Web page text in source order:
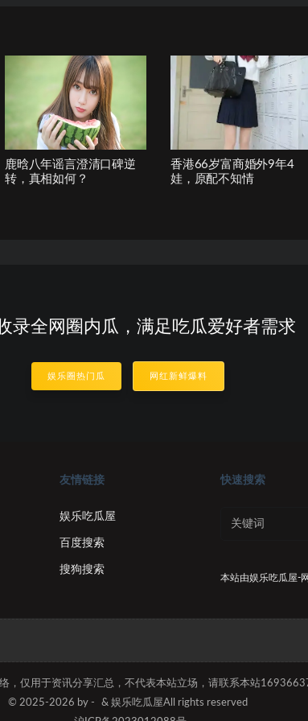
鹿晗八年谣言澄清口碑逆
转，真相如何？
香港66岁富商婚外9年4
娃，原配不知情
录全网圈内瓜，满足吃瓜爱好者需求
娱乐圈热门瓜 网红新鲜爆料
友情链接
娱乐吃瓜屋
百度搜索
搜狗搜索
快速搜索
本站由娱乐吃瓜屋-
，仅用于资讯分享汇总，不代表本站立场，请联系本站
© 2025-2026 by -
& 娱乐吃瓜屋All rights reserved